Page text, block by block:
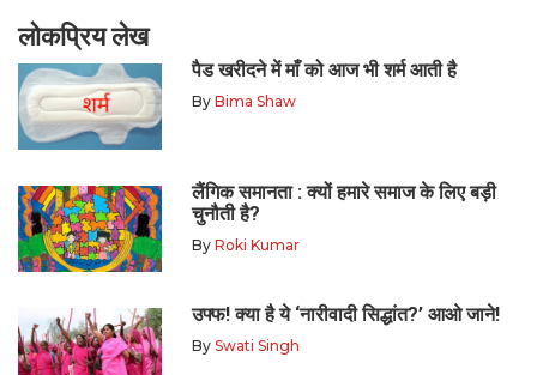
लोकप्रिय लेख
पैड खरीदने में माँ को आज भी शर्म आती है
By Bima Shaw
लैंगिक समानता : क्यों हमारे समाज के लिए बड़ी
चुनौती है?
By Roki Kumar
उफ्फ! क्या है ये ‘नारीवादी सिद्धांत?’ आओ जाने!
By Swati Singh